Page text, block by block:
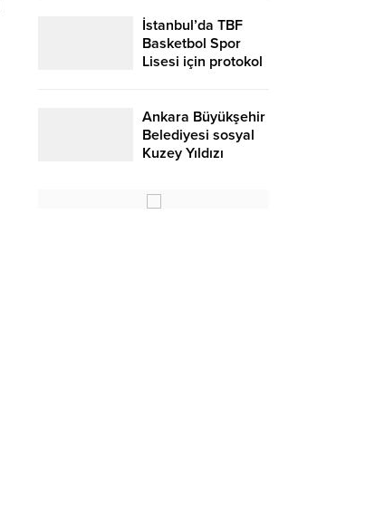
İstanbul’da TBF
Basketbol Spor
Lisesi için protokol
Ankara Büyükşehir
Belediyesi sosyal
Kuzey Yıldızı